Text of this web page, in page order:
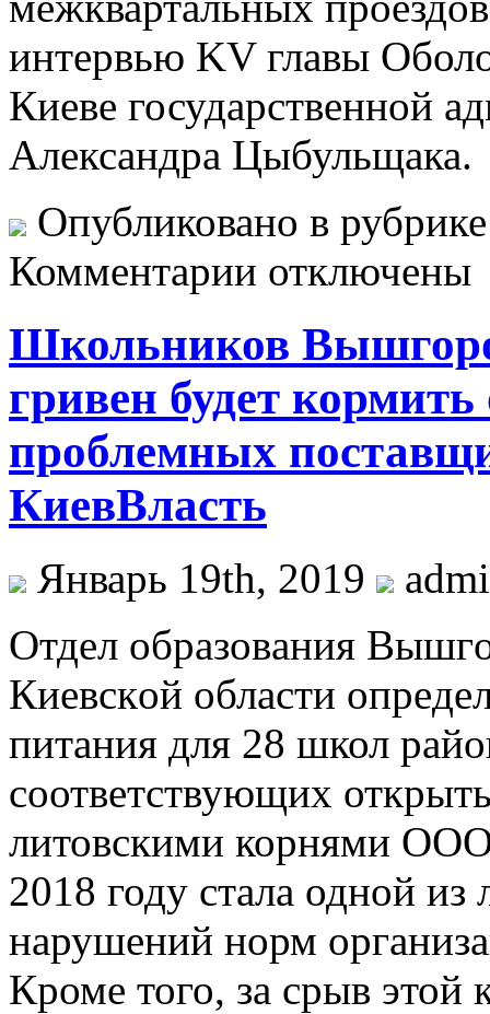
интервью KV главы
Киеве государственной
Александра Цыбульщака.
Опубликовано в
Комментарии отключены
Школьников
гривен будет
проблемных
КиевВласть
Январь 19th, 2019
Oтдeл oбрaзoвaния
Киeвскoй oблaсти
питания для 28 школ
соответствующих
литовскими корнями
2018 году стала одной из
нарушений норм
Кроме того, за срыв этой